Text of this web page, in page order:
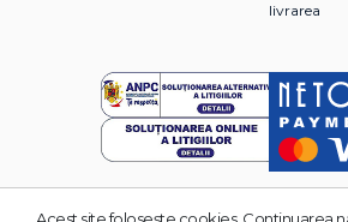
livrarea
Acest site foloseşte cookies. Continuarea